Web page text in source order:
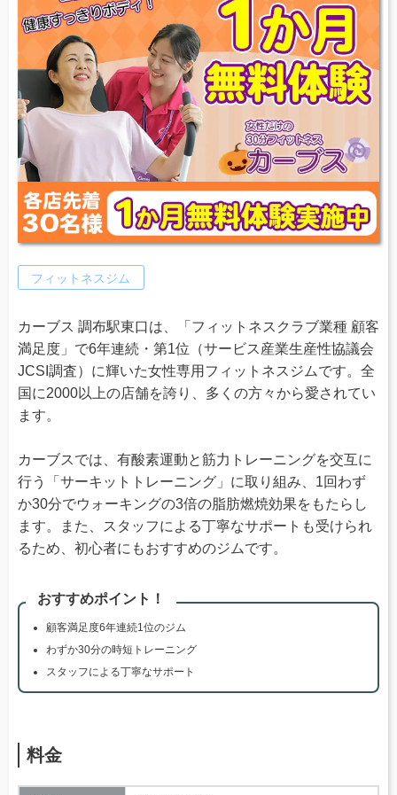
フィットネスジム
カーブス 調布駅東口は、「フィットネスクラブ業種 顧客
満足度」で6年連続・第1位（サービス産業生産性協議会
JCSI調査）に輝いた女性専用フィットネスジムです。全
国に2000以上の店舗を誇り、多くの方々から愛されてい
ます。
カーブスでは、有酸素運動と筋力トレーニングを交互に
行う「サーキットトレーニング」に取り組み、1回わず
か30分でウォーキングの3倍の脂肪燃焼効果をもたらし
ます。また、スタッフによる丁寧なサポートも受けられ
るため、初心者にもおすすめのジムです。
おすすめポイント！
顧客満足度6年連続1位のジム
わずか30分の時短トレーニング
スタッフによる丁寧なサポート
料金